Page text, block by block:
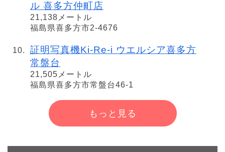
ル 喜多方仲町店
21,138メートル
福島県喜多方市2-4676
証明写真機Ki-Re-i ウエルシア喜多方
常盤台
21,505メートル
福島県喜多方市常盤台46-1
もっと見る